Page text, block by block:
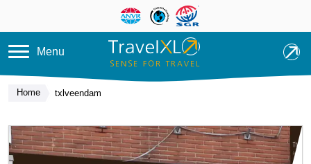
Overslaan en naar de inhoud
Menu
Home txlveendam